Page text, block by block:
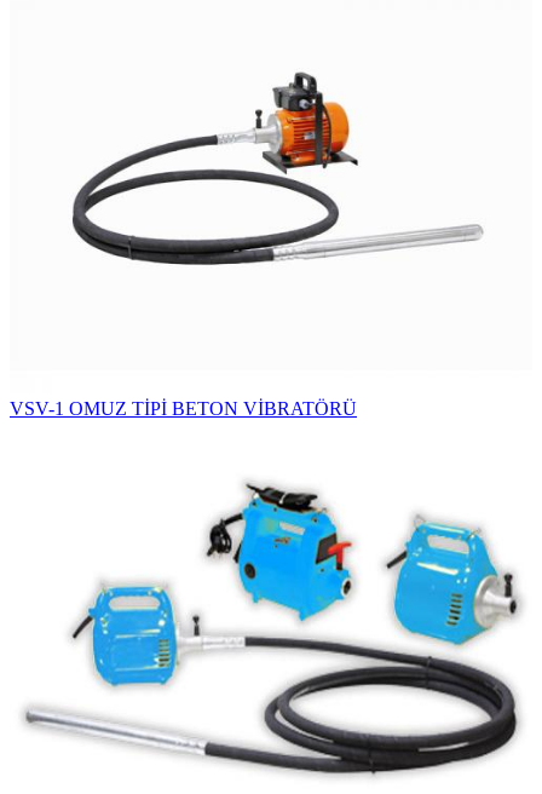
VSV-1 OMUZ TİPİ BETON VİBRATÖRÜ